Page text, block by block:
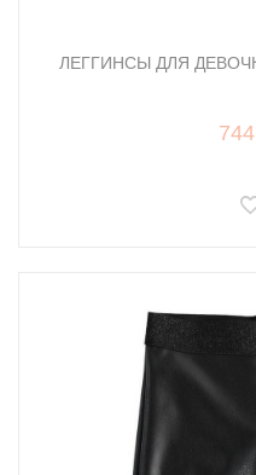
ЛЕГГИНСЫ ДЛЯ